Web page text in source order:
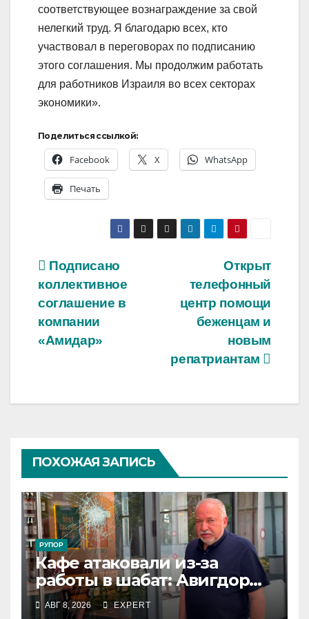
соответствующее вознаграждение за свой
нелегкий труд. Я благодарю всех, кто
участвовал в переговорах по подписанию
этого соглашения. Мы продолжим работать
для работников Израиля во всех секторах
экономики».
Поделиться ссылкой:
Facebook X WhatsApp
Печать
Навигация
по
записям
Открыт
телефонный
центр помощи
беженцам и
новым
репатриантам
Подписано
коллективное
соглашение в
компании
«Амидар»
ПОХОЖАЯ ЗАПИСЬ
РУПОР
Кафе атаковали из-за
работы в шабат: Авигдор
Либерман приехал
поддержать владельцев
АВГ 8, 2026 EXPERT